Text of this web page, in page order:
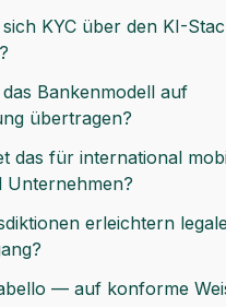
KYC über den KI-
Bankenmodell auf
übertragen?
das für international
Unternehmen?
erleichtern
— auf konforme